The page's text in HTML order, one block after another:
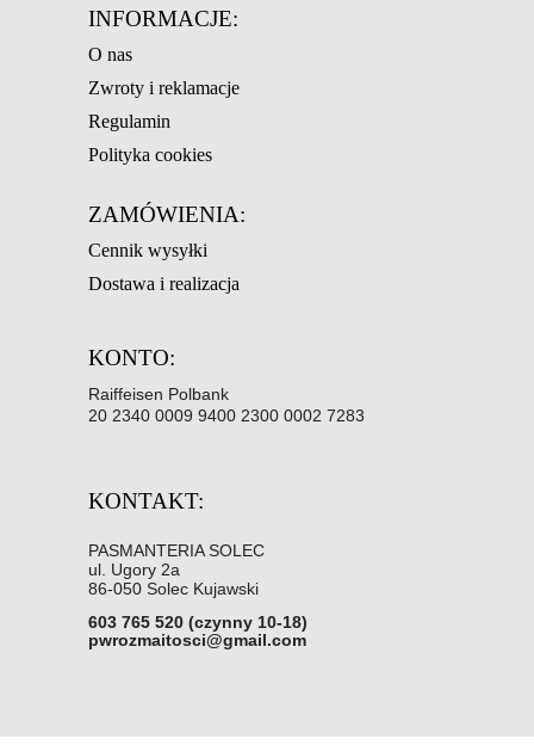
INFORMACJE:
O nas
Zwroty i reklamacje
Regulamin
Polityka cookies
ZAMÓWIENIA:
Cennik wysyłki
Dostawa i realizacja
KONTO:
Raiffeisen Polbank
20 2340 0009 9400 2300 0002 7283
KONTAKT:
PASMANTERIA SOLEC
ul. Ugory 2a
86-050 Solec Kujawski
603 765 520 (czynny 10-18)
pwrozmaitosci@gmail.com